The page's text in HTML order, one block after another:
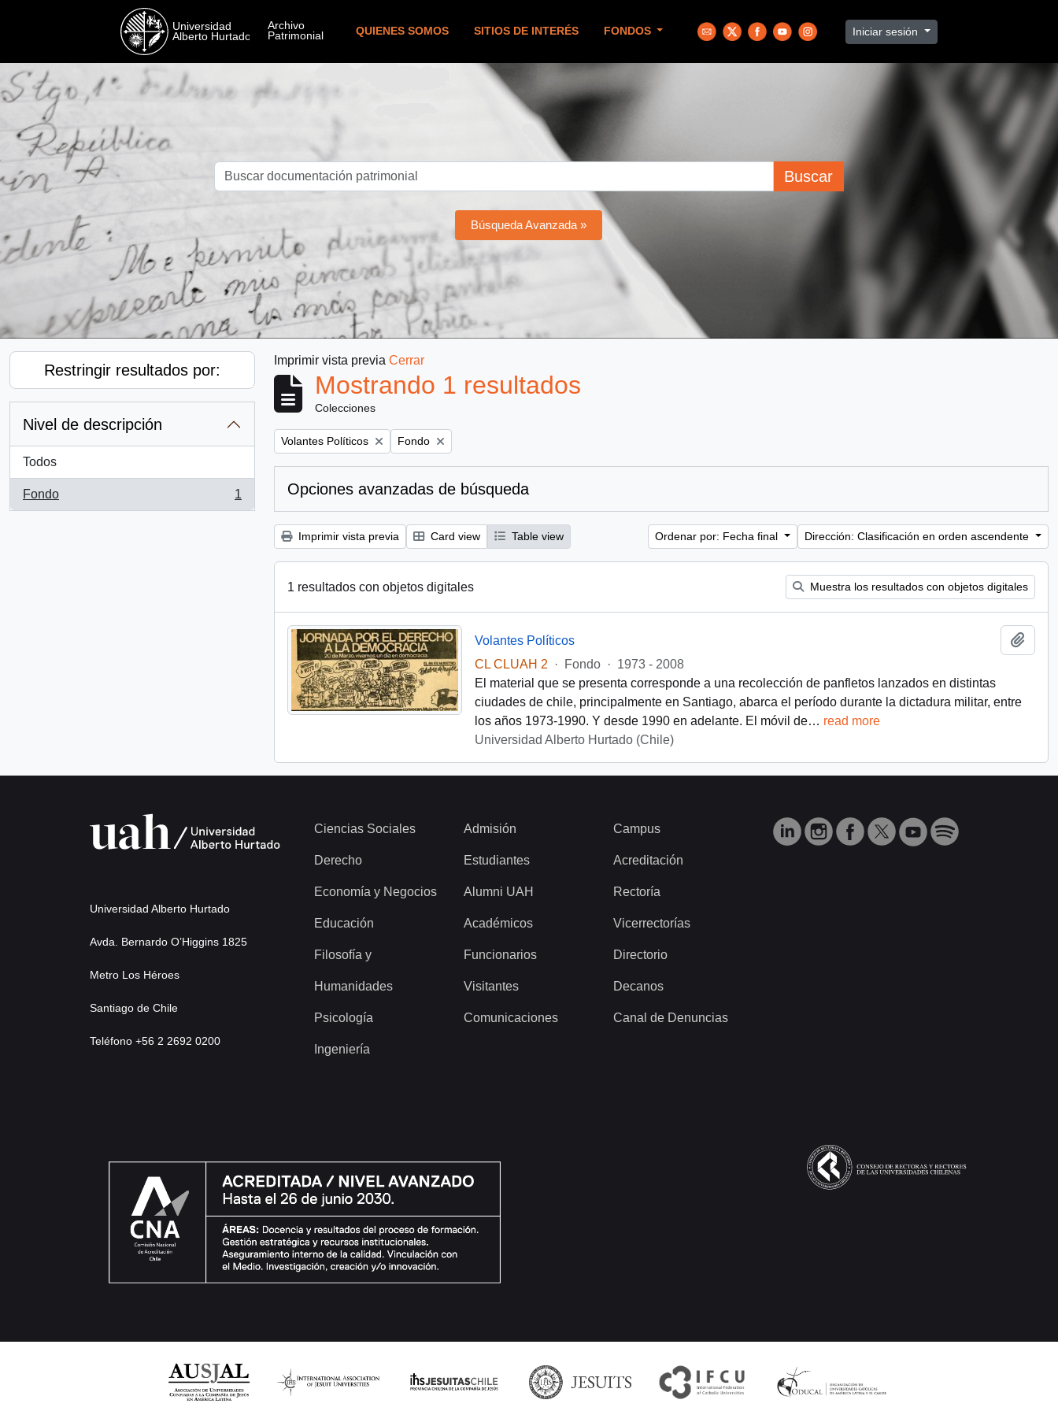
QUIENES SOMOS SITIOS DE INTERÉS FONDOS Iniciar sesión
Buscar
Búsqueda Avanzada »
Restringir resultados por:
Nivel de descripción
Todos
Fondo
, 1 resultados
1
Imprimir vista previa Cerrar
Mostrando 1 resultados
Colecciones
Remove filter:
Volantes Políticos Remove filter:
Fondo
Opciones avanzadas de búsqueda
Imprimir vista previa Card view Table view Ordenar por: Fecha final Dirección: Clasificación en orden ascendente
1 resultados con objetos digitales Muestra los resultados con objetos digitales
Volantes Políticos
CL CLUAH 2
· Fondo · 1973 - 2008
El material que se presenta corresponde a una recolección de panfletos lanzados en distintas
ciudades de chile, principalmente en Santiago, abarca el período durante la dictadura militar, entre
los años 1973-1990. Y desde 1990 en adelante. El móvil de… read more
Universidad Alberto Hurtado (Chile)
Universidad Alberto Hurtado
Avda. Bernardo O’Higgins 1825
Metro Los Héroes
Santiago de Chile
Teléfono +56 2 2692 0200
Ciencias Sociales
Derecho
Economía y Negocios
Educación
Filosofía y
Humanidades
Psicología
Ingeniería
Admisión
Estudiantes
Alumni UAH
Académicos
Funcionarios
Visitantes
Comunicaciones
Campus
Acreditación
Rectoría
Vicerrectorías
Directorio
Decanos
Canal de Denuncias